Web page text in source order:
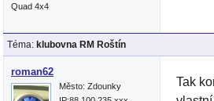
Quad 4x4
Téma: klubovna RM Roštín
roman62
Město: Zdounky
Tak